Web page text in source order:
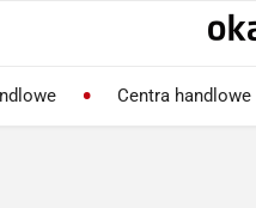
Centra handlowe